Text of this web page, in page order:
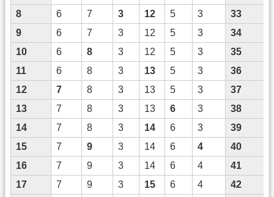
8
6 7 3 12 5 3 33
9
6 7 3 12 5 3 34
10
6 8 3 12 5 3 35
11
6 8 3 13 5 3 36
12
7 8 3 13 5 3 37
13
7 8 3 13 6 3 38
14
7 8 3 14 6 3 39
15
7 9 3 14 6 4 40
16
7 9 3 14 6 4 41
17
7 9 3 15 6 4 42